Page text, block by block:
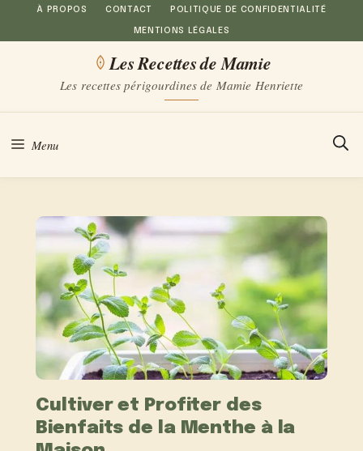
Aller
au
À PROPOS CONTACT POLITIQUE DE CONFIDENTIALITÉ
MENTIONS LÉGALES
Les Recettes de Mamie
Les recettes périgourdines de Mamie Henriette
Menu
Cultiver et Profiter des
Bienfaits de la Menthe à la